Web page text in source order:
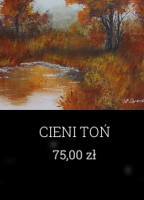
CIENI TOŃ
75,00zł